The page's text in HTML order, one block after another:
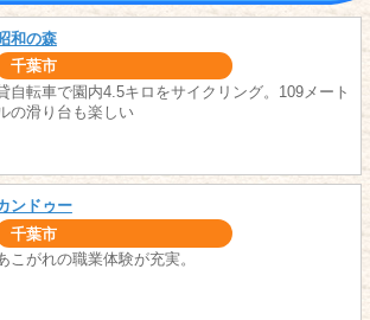
和の森
千葉市
自転車で園内4.5キロをサイクリング。109メート
の滑り台も楽しい
ンドゥー
千葉市
こがれの職業体験が充実。